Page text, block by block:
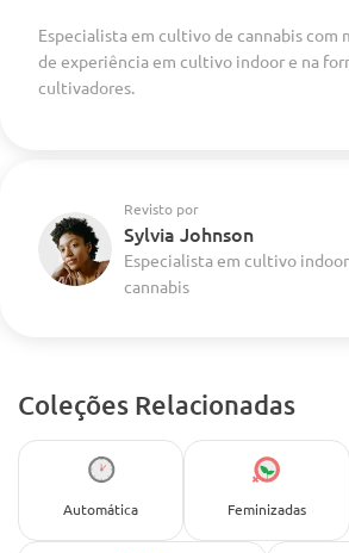
Especialista em cultivo de cannabis com
de experiência em cultivo indoor e na
cultivadores.
Revisto por
Sylvia Johnson
Especialista em cultivo
cannabis
Coleções Relacionadas
Automática Feminizadas